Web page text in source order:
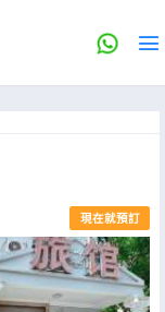
現在就預訂